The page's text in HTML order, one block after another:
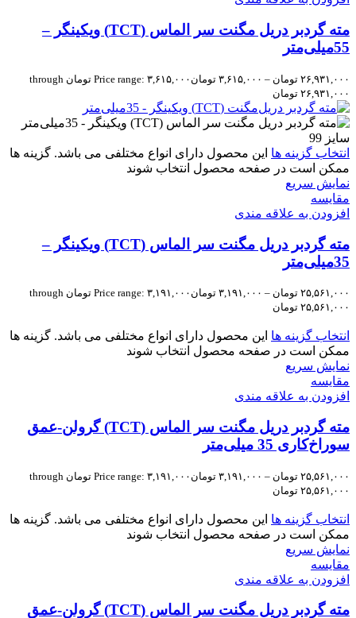
مته گردبر دریل مگنت سر الماس (TCT) ویکینگر –
55میلی‌متر
۲۶,۹۳۱,۰۰۰ تومان – ۳,۶۱۵,۰۰۰ تومان
Price range: ۳,۶۱۵,۰۰۰ تومان through
۲۶,۹۳۱,۰۰۰ تومان
انتخاب گزینه ها این محصول دارای انواع مختلفی می باشد. گزینه ها
ممکن است در صفحه محصول انتخاب شوند
نمایش سریع
مقايسه
افزودن به علاقه مندی
مته گردبر دریل مگنت سر الماس (TCT) ویکینگر –
35میلی‌متر
۲۵,۵۶۱,۰۰۰ تومان – ۳,۱۹۱,۰۰۰ تومان
Price range: ۳,۱۹۱,۰۰۰ تومان through
۲۵,۵۶۱,۰۰۰ تومان
انتخاب گزینه ها این محصول دارای انواع مختلفی می باشد. گزینه ها
ممکن است در صفحه محصول انتخاب شوند
نمایش سریع
مقايسه
افزودن به علاقه مندی
مته گردبر دریل مگنت سر الماس (TCT) گرولن-عمق
سوراخ‌کاری 35 میلی‌متر
۲۵,۵۶۱,۰۰۰ تومان – ۳,۱۹۱,۰۰۰ تومان
Price range: ۳,۱۹۱,۰۰۰ تومان through
۲۵,۵۶۱,۰۰۰ تومان
انتخاب گزینه ها این محصول دارای انواع مختلفی می باشد. گزینه ها
ممکن است در صفحه محصول انتخاب شوند
نمایش سریع
مقايسه
افزودن به علاقه مندی
مته گردبر دریل مگنت سر الماس (TCT) گرولن-عمق